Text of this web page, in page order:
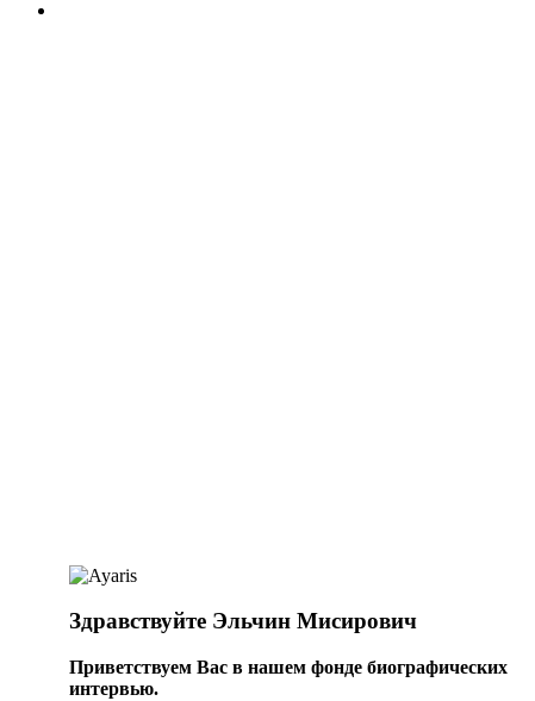
Здравствуйте Эльчин Мисирович
Приветствуем Вас в нашем фонде биографических
интервью.